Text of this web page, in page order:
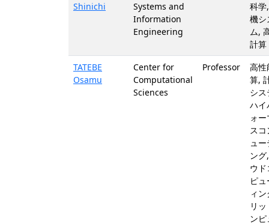
Shinichi
Systems and
Information
Engineering
科学
機シ
ム,
計算
TATEBE
Osamu
Center for
Computational
Sciences
Professor
高性
算,
シ
ハイ
ォ
スコ
ュ
ン
ウド
ピ
ィ
リ
ン